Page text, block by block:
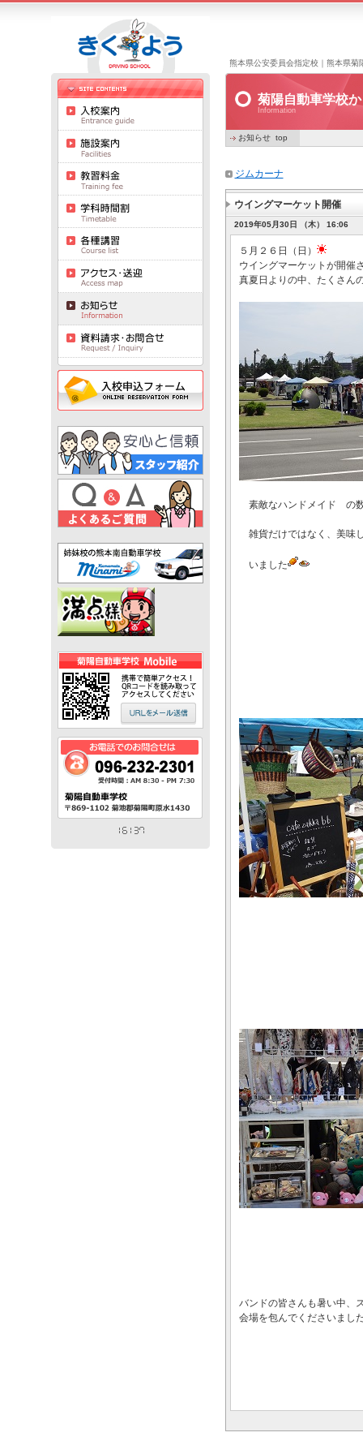
熊本県公安委員会指定校｜熊本県菊
菊陽自動車学校
Information
お知らせ top
ジムカーナ
ウイングマーケット開催
2019年05月30日 （木） 16:06
５月２６日（日）
ウイングマーケットが開催
真夏日よりの中、たくさん
素敵なハンドメイド の
雑貨だけではなく、美味
いました
バンドの皆さんも暑い中、
会場を包んでくださいまし